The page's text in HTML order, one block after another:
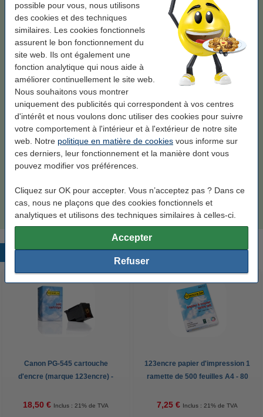
possible pour vous, nous utilisons
des cookies et des techniques
similaires. Les cookies fonctionnels
assurent le bon fonctionnement du
site web. Ils ont également une
fonction analytique qui nous aide à
améliorer continuellement le site web.
Nous souhaitons vous montrer
uniquement des publicités qui correspondent à vos centres
d'intérêt et nous voulons donc utiliser des cookies pour suivre
votre comportement à l'intérieur et à l'extérieur de notre site
web. Notre politique en matière de cookies vous informe sur
ces derniers, leur fonctionnement et la manière dont vous
pouvez modifier vos préférences.
Cliquez sur OK pour accepter. Vous n’acceptez pas ? Dans ce
cas, nous ne plaçons que des cookies fonctionnels et
analytiques et utilisons des techniques similaires à celles-ci.
Accepter
Refuser
Couleur: couleur
couleur noir noir et couleur
Voir les spécifications et la description
Économisez
37,4%
sur votre encre (sans perte de qualité) !
En stock
Livré demain
Prix par ml 1,15 €
19,50 € Commander
Commandez également la cartouche noire
123encre) - noir
18,50 €
Produits populaires
Canon PG-545 cartouche
d'encre (marque 123encre) -
18,50 € Inclus : 21% de TVA
123encre papier d'impression 1
ramette de 500 feuilles A4 - 80
7,25 € Inclus : 21% de TVA